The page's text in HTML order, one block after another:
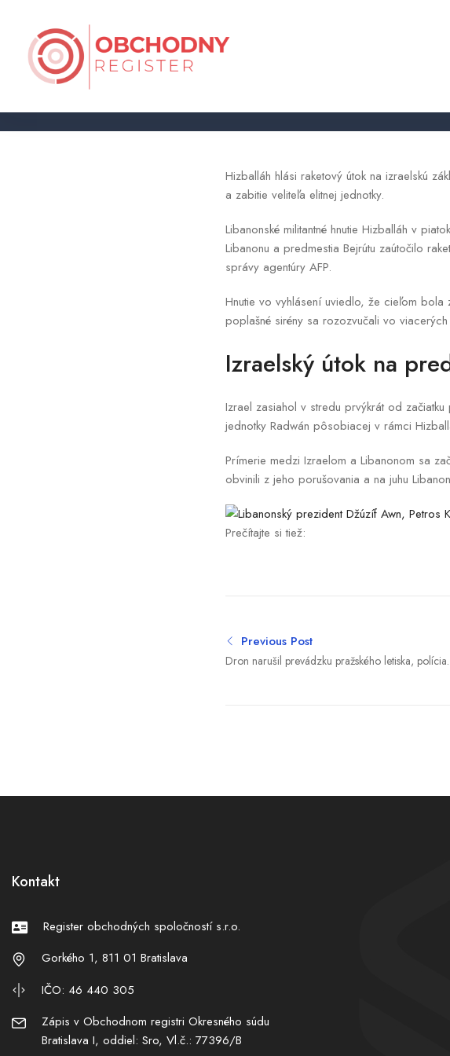
Raketový útok Hizballáhu
Hizballáh hlási raketový útok na izraelskú
a zabitie veliteľa elitnej jednotky.
Libanonské militantné hnutie Hizballáh v
Libanonu a predmestia Bejrútu zaútočilo
správy agentúry AFP.
Hnutie vo vyhlásení uviedlo, že cieľom
poplašné sirény sa rozozvučali vo
Izraelský útok na
Izrael zasiahol v stredu prvýkrát od
jednotky Radwán pôsobiacej v rámci
Prímerie medzi Izraelom a Libanonom sa
obvinili z jeho porušovania a na juhu
Prečítajte si tiež:
Previous Post
Dron narušil prevádzku pražského letiska, polícia
Kontakt
Register obchodných spoločností s.r.o.
Gorkého 1, 811 01 Bratislava
IČO: 46 440 305
Zápis v Obchodnom registri Okresného súdu
Bratislava I, oddiel: Sro, Vl.č.: 77396/B